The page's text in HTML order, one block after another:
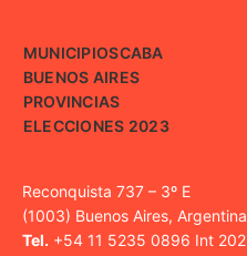
MUNICIPIOSCABA
BUENOS AIRES
PROVINCIAS
ELECCIONES 2023
Reconquista 737 – 3º E
(1003) Buenos Aires, Argentina
Tel. +54 11 5235 0896 Int 202